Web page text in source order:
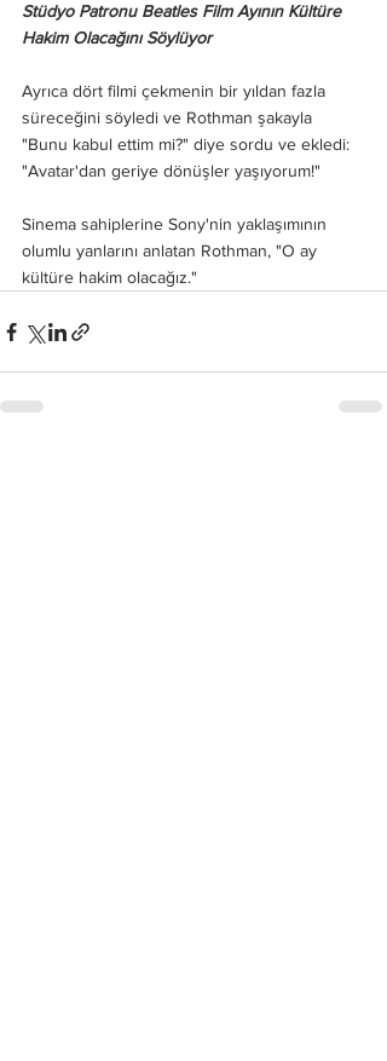
Stüdyo Patronu Beatles Film Ayının Kültüre
Hakim Olacağını Söylüyor
Ayrıca dört filmi çekmenin bir yıldan fazla
süreceğini söyledi ve Rothman şakayla
"Bunu kabul ettim mi?" diye sordu ve ekledi:
"Avatar'dan geriye dönüşler yaşıyorum!"
Sinema sahiplerine Sony'nin yaklaşımının
olumlu yanlarını anlatan Rothman, "O ay
kültüre hakim olacağız."